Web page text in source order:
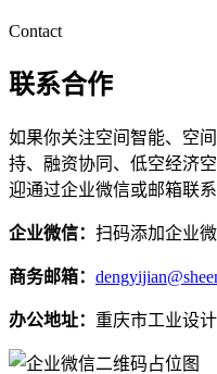
Contact
联系合作
如果你关注空间智能、空
持、融资协同、低空经济
迎通过企业微信或邮箱联系
企业微信： 扫码添加企业
商务邮箱：
办公地址： 重庆市工业设